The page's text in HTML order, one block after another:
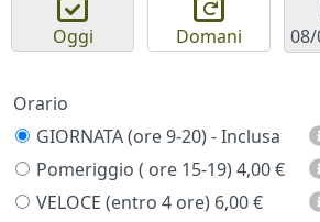
Oggi Domani
Orario
GIORNATA (ore 9-20) - Inclusa
Pomeriggio ( ore 15-19) 4,00 €
VELOCE (entro 4 ore) 6,00 €